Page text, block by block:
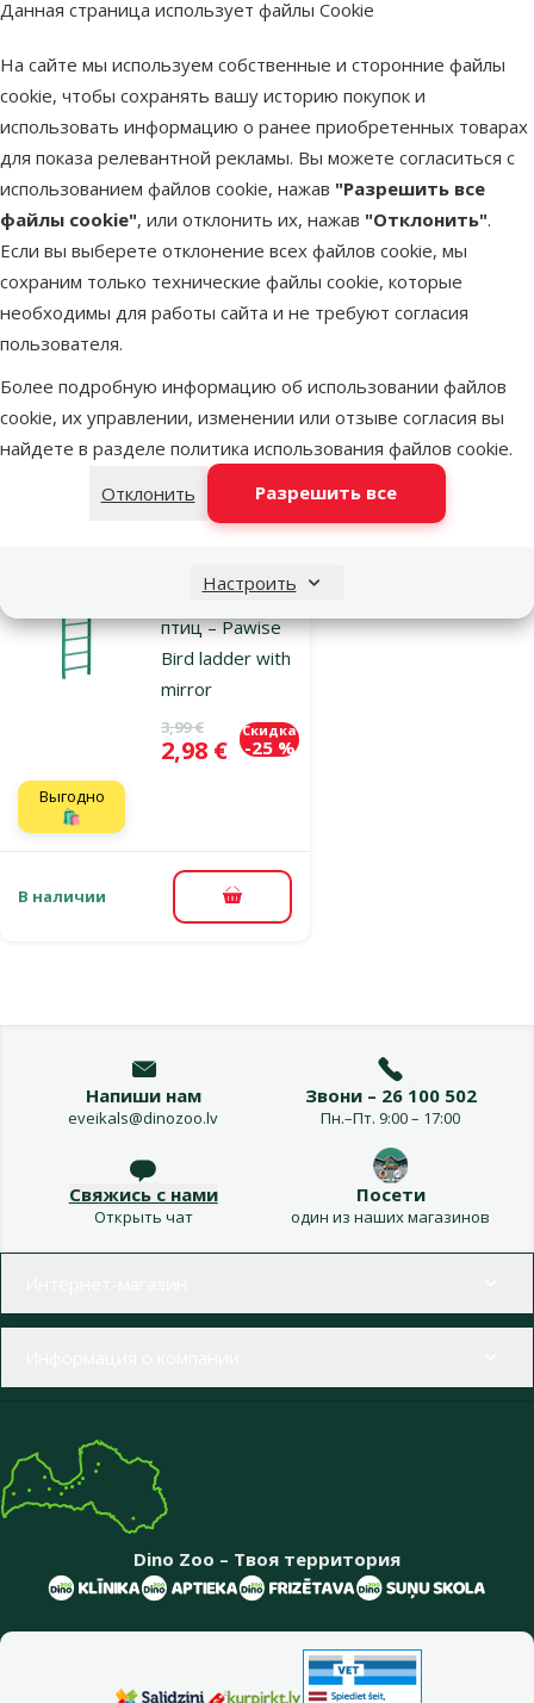
Данная страница использует файлы Cookie
На сайте мы используем собственные и сторонние файлы
cookie, чтобы сохранять вашу историю покупок и
использовать информацию о ранее приобретенных товарах
для показа релевантной рекламы. Вы можете согласиться с
использованием файлов cookie, нажав "Разрешить все
файлы cookie", или отклонить их, нажав "Отклонить".
Если вы выберете отклонение всех файлов cookie, мы
сохраним только технические файлы cookie, которые
необходимы для работы сайта и не требуют согласия
пользователя.
Более подробную информацию об использовании файлов
cookie, их управлении, изменении или отзыве согласия вы
найдете в разделе политика использования файлов cookie.
Отклонить
Разрешить все
Настроить
Цена
4,48 € -25 %
В наличии В корзину
Деревянная
лесенка для
птиц – Trixie
Wooden
Оценка 0%
Цена
2,24 € -25 %
В корзину
Игрушка для
птиц – Pawise
Bird ladder with
mirror
Исходная цена
3,99 €
Цена
2,98 €
Скидка
-25 %
Выгодно
🛍️
В наличии В корзину
Напиши нам
eveikals@dinozoo.lv
Звони – 26 100 502
Пн.–Пт. 9:00 – 17:00
Свяжись с нами
Открыть чат
Посети
один из наших магазинов
Dino Zoo – Твоя территория